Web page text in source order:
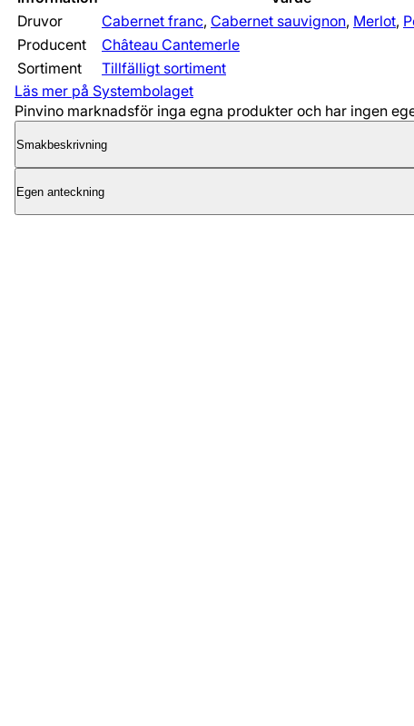
Druvor
Cabernet franc, Cabernet sauvignon, Merlot,
Producent
Château Cantemerle
Sortiment
Tillfälligt sortiment
Läs mer på Systembolaget
Pinvino marknadsför inga egna produkter och har ingen
Smakbeskrivning
Egen anteckning